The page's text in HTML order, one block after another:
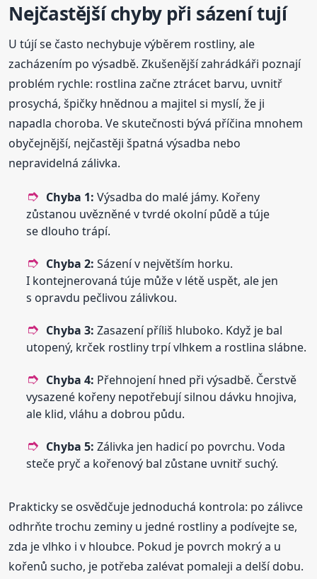
Nejčastější chyby při sázení tují
U tújí se často nechybuje výběrem rostliny, ale
zacházením po výsadbě. Zkušenější zahrádkáři poznají
problém rychle: rostlina začne ztrácet barvu, uvnitř
prosychá, špičky hnědnou a majitel si myslí, že ji
napadla choroba. Ve skutečnosti bývá příčina mnohem
obyčejnější, nejčastěji špatná výsadba nebo
nepravidelná zálivka.
Chyba 1: Výsadba do malé jámy. Kořeny
zůstanou uvězněné v tvrdé okolní půdě a túje
se dlouho trápí.
Chyba 2: Sázení v největším horku.
I kontejnerovaná túje může v létě uspět, ale jen
s opravdu pečlivou zálivkou.
Chyba 3: Zasazení příliš hluboko. Když je bal
utopený, krček rostliny trpí vlhkem a rostlina slábne.
Chyba 4: Přehnojení hned při výsadbě. Čerstvě
vysazené kořeny nepotřebují silnou dávku hnojiva,
ale klid, vláhu a dobrou půdu.
Chyba 5: Zálivka jen hadicí po povrchu. Voda
steče pryč a kořenový bal zůstane uvnitř suchý.
Prakticky se osvědčuje jednoduchá kontrola: po zálivce
odhrňte trochu zeminy u jedné rostliny a podívejte se,
zda je vlhko i v hloubce. Pokud je povrch mokrý a u
kořenů sucho, je potřeba zalévat pomaleji a delší dobu.